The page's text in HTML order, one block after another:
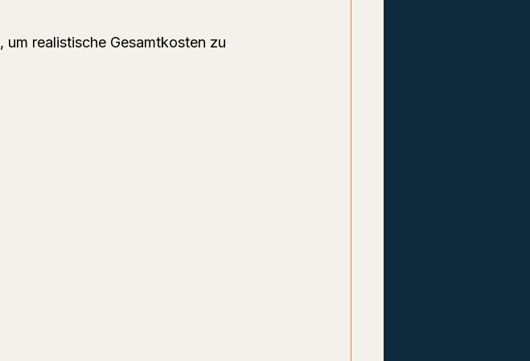
, um realistische Gesamtkosten zu